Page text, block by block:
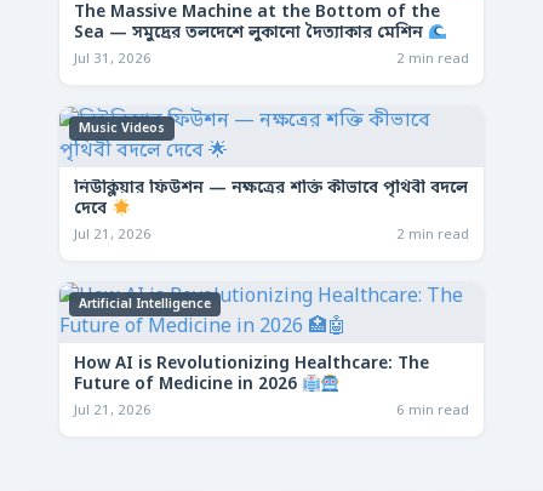
The Massive Machine at the Bottom of the
Sea — সমুদ্রের তলদেশে লুকানো দৈত্যাকার মেশিন
Jul 31, 2026 2 min read
Music Videos
নিউক্লিয়ার ফিউশন — নক্ষত্রের শক্তি কীভাবে পৃথিবী বদলে
দেবে
Jul 21, 2026 2 min read
Artificial Intelligence
How AI is Revolutionizing Healthcare: The
Future of Medicine in 2026
Jul 21, 2026 6 min read